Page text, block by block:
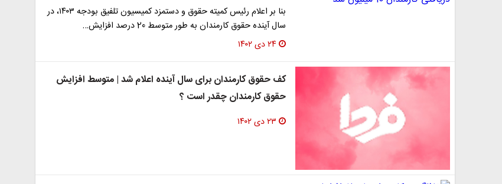
بنا بر اعلام رئیس کمیته حقوق و دستمزد کمیسیون تلفیق بودجه ۱۴۰۳، در
سال آینده حقوق کارمندان به طور متوسط 20 درصد افزایش…
۲۴ دی ۱۴۰۲
کف حقوق کارمندان برای سال آینده اعلام شد | متوسط افزایش
حقوق کارمندان چقدر است ؟
۲۳ دی ۱۴۰۲